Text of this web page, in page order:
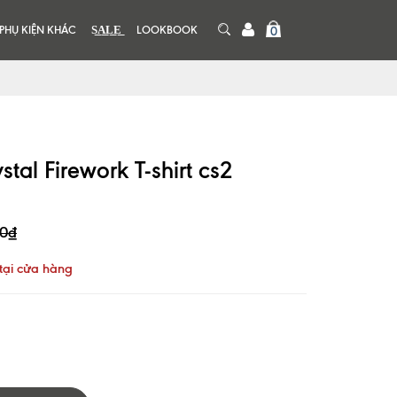
PHỤ KIỆN KHÁC S͟A͟L͟E͟ LOOKBOOK 0
Firework T-shirt cs2
cửa hàng